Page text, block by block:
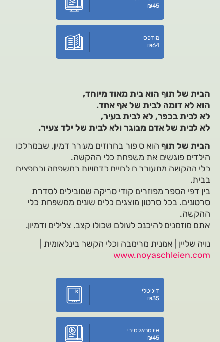
₪45
מודפס
₪64
הבית של תוף הוא בית מאוד מיוחד,
הוא לא דומה לבית של אף אחד.
לא לבית בכפר, לא לבית בעיר,
לא לבית של אדם מבוגר ולא לבית של ילד צעיר.
הבית של תוף הוא סיפור בחרוזים מעורר דמיון, שבמהלכו
הילדים פוגשים את משפחת כלי ההקשה.
כלי ההקשה מתעוררים לחיים כדמויות במשפחה וכחפצים
בבית.
בין דפי הספר מפוזרים קודי סריקה שמובילים לסדרת
סרטונים. בכל סרטון מוצגים כלים שונים ממשפחת כלי
ההקשה.
אתם מוזמנים להיכנס לעולם שכולו קצב, צלילים ודמיון.
נויה שליין | אמנית מרימבה וכלי הקשה בינלאומית |
www.noyaschleien.com
דיגיטלי
₪35
אינטראקטיבי
₪45